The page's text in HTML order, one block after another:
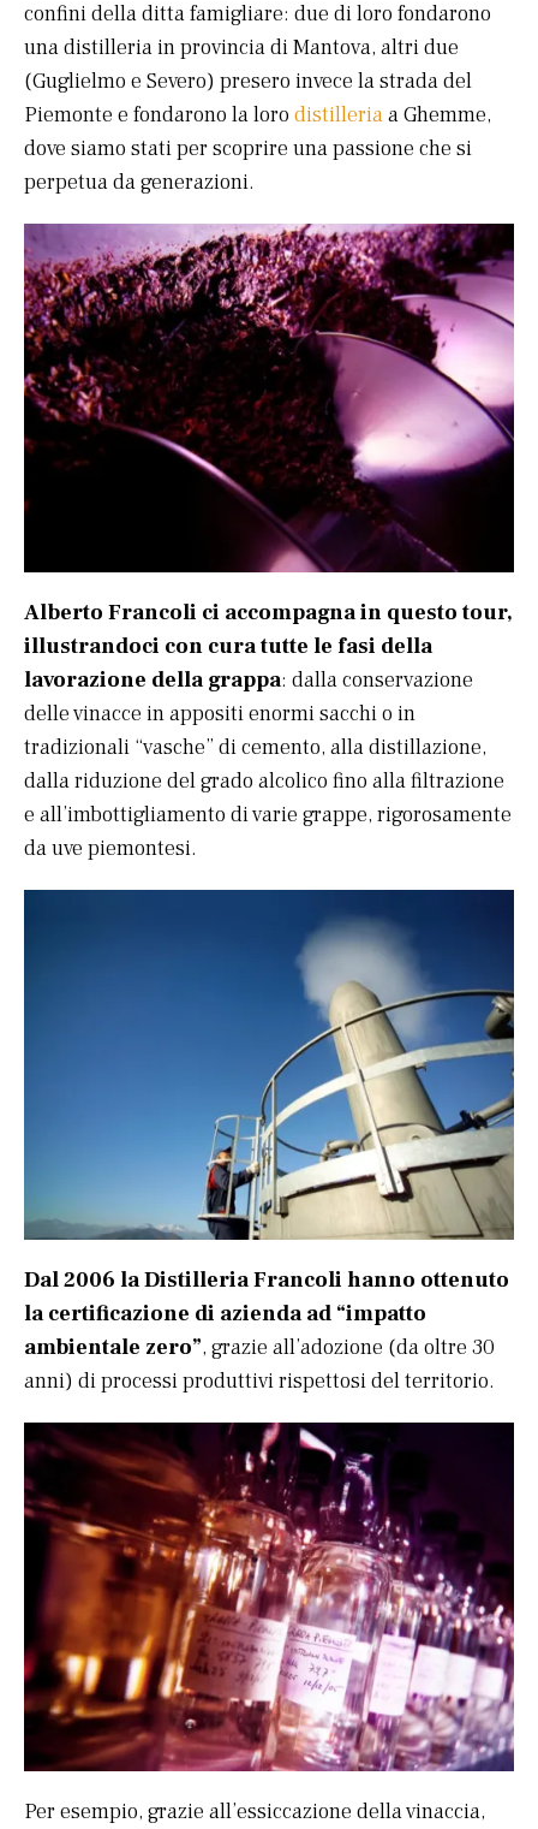
confini della ditta famigliare: due di loro fondarono
una distilleria in provincia di Mantova, altri due
(Guglielmo e Severo) presero invece la strada del
Piemonte e fondarono la loro distilleriaa Ghemme,
dove siamo stati per scoprire una passione che si
perpetua da generazioni.
Alberto Francoli ci accompagna in questo tour,
illustrandoci con cura tutte le fasi della
lavorazione della grappa: dalla conservazione
delle vinacce in appositi enormi sacchi o in
tradizionali “vasche” di cemento, alla distillazione,
dalla riduzione del grado alcolico fino alla filtrazione
e all’imbottigliamento di varie grappe, rigorosamente
da uve piemontesi.
Dal 2006 la Distilleria Francoli hanno ottenuto
la certificazione di azienda ad “impatto
ambientale zero”, grazie all’adozione (da oltre 30
anni) di processi produttivi rispettosi del territorio.
Per esempio, grazie all’essiccazione della vinaccia,